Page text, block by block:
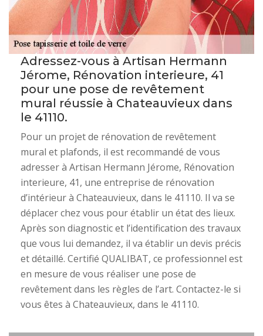
Adressez-vous à Artisan Hermann
Jérome, Rénovation interieure, 41
pour une pose de revêtement
mural réussie à Chateauvieux dans
le 41110.
Pour un projet de rénovation de revêtement
mural et plafonds, il est recommandé de vous
adresser à Artisan Hermann Jérome, Rénovation
interieure, 41, une entreprise de rénovation
d’intérieur à Chateauvieux, dans le 41110. Il va se
déplacer chez vous pour établir un état des lieux.
Après son diagnostic et l’identification des travaux
que vous lui demandez, il va établir un devis précis
et détaillé. Certifié QUALIBAT, ce professionnel est
en mesure de vous réaliser une pose de
revêtement dans les règles de l’art. Contactez-le si
vous êtes à Chateauvieux, dans le 41110.